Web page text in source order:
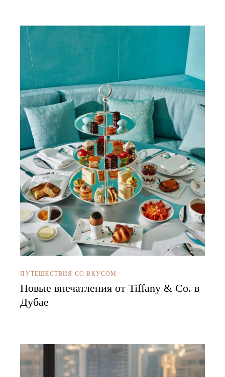
ПУТЕШЕСТВИЯ СО ВКУСОМ
Новые впечатления от Tiffany & Co. в
Дубае